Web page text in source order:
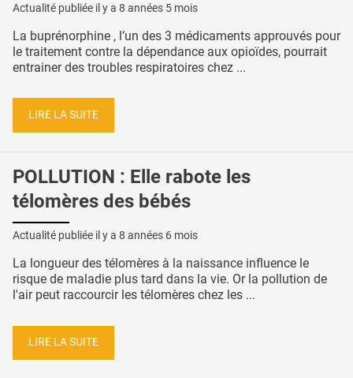
Actualité publiée il y a 8 années 5 mois
La buprénorphine , l’un des 3 médicaments approuvés pour
le traitement contre la dépendance aux opioïdes, pourrait
entrainer des troubles respiratoires chez ...
LIRE LA SUITE
POLLUTION : Elle rabote les
télomères des bébés
Actualité publiée il y a 8 années 6 mois
La longueur des télomères à la naissance influence le
risque de maladie plus tard dans la vie. Or la pollution de
l'air peut raccourcir les télomères chez les ...
LIRE LA SUITE